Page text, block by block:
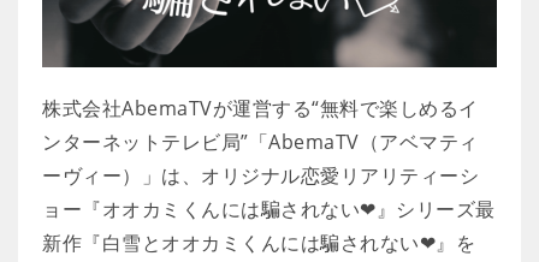
株式会社AbemaTVが運営する“無料で楽しめるイ
ンターネットテレビ局”「AbemaTV（アベマティ
ーヴィー）」は、オリジナル恋愛リアリティーシ
ョー『オオカミくんには騙されない❤』シリーズ最
新作『白雪とオオカミくんには騙されない❤』を